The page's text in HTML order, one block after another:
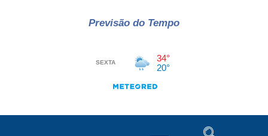
Previsão do Tempo